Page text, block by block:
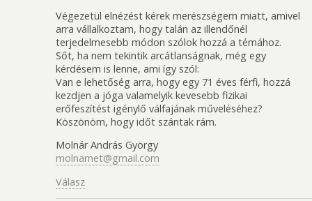
Végezetül elnézést kérek merészségem miatt, amivel
arra vállalkoztam, hogy talán az illendőnél
terjedelmesebb módon szólok hozzá a témához.
Sőt, ha nem tekintik arcátlanságnak, még egy
kérdésem is lenne, ami így szól:
Van e lehetőség arra, hogy egy 71 éves férfi, hozzá
kezdjen a jóga valamelyik kevesebb fizikai
erőfeszítést igénylő válfajának műveléséhez?
Köszönöm, hogy időt szántak rám.
Molnár András György
molnarnet@gmail.com
Válasz